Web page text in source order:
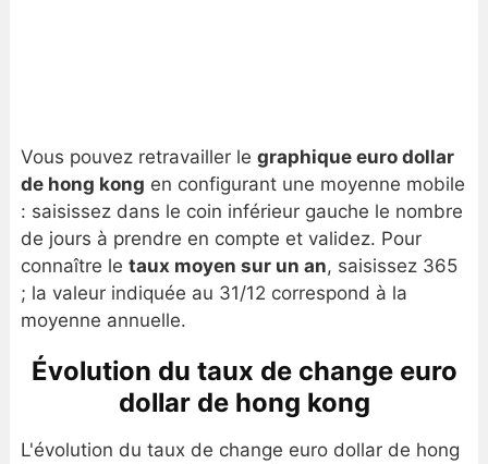
Vous pouvez retravailler le graphique euro dollar
de hong kong en configurant une moyenne mobile
: saisissez dans le coin inférieur gauche le nombre
de jours à prendre en compte et validez. Pour
connaître le taux moyen sur un an, saisissez 365
; la valeur indiquée au 31/12 correspond à la
moyenne annuelle.
Évolution du taux de change euro
dollar de hong kong
L'évolution du taux de change euro dollar de hong